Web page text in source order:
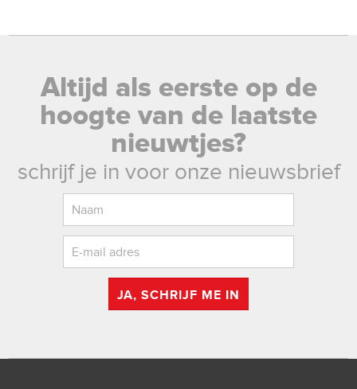
Altijd als eerste op de
hoogte van de laatste
nieuwtjes?
schrijf je in voor onze nieuwsbrief
JA, SCHRIJF ME IN